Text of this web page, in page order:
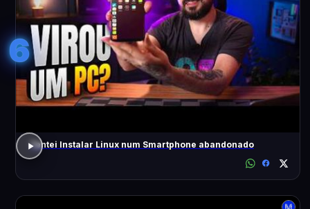
6
Tentei Instalar Linux num Smartphone abandonado